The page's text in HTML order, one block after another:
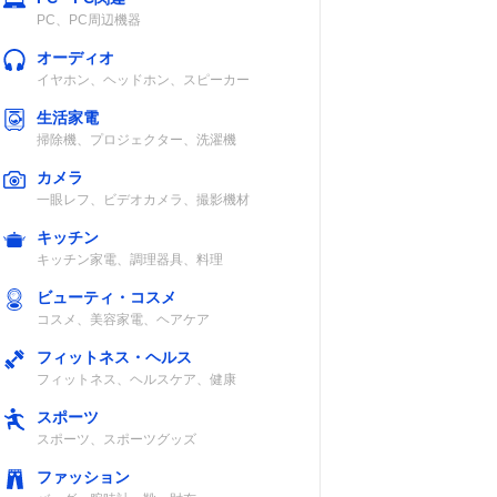
PC、PC周辺機器
オーディオ
イヤホン、ヘッドホン、スピーカー
生活家電
掃除機、プロジェクター、洗濯機
カメラ
一眼レフ、ビデオカメラ、撮影機材
キッチン
キッチン家電、調理器具、料理
ビューティ・コスメ
コスメ、美容家電、ヘアケア
フィットネス・ヘルス
フィットネス、ヘルスケア、健康
スポーツ
スポーツ、スポーツグッズ
ファッション